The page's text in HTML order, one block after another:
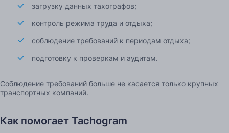
загрузку данных тахографов;
контроль режима труда и отдыха;
соблюдение требований к периодам отдыха;
подготовку к проверкам и аудитам.
Соблюдение требований больше не касается только крупных
транспортных компаний.
Как помогает Tachogram